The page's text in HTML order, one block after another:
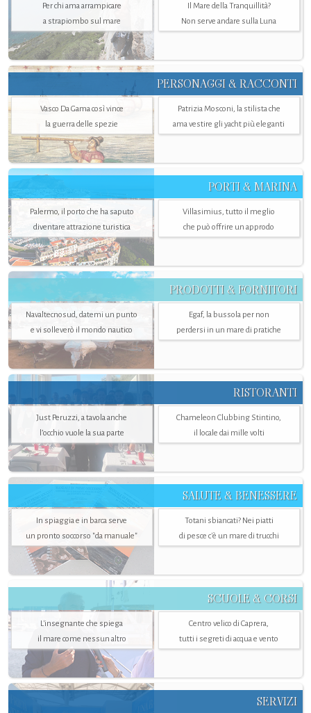
Per chi ama arrampicare
a strapiombo sul mare
Il Mare della Tranquillità?
Non serve andare sulla Luna
PERSONAGGI & RACCONTI
Vasco Da Gama così vince
la guerra delle spezie
Patrizia Mosconi, la stilista che
ama vestire gli yacht più eleganti
PORTI & MARINA
Palermo, il porto che ha saputo
diventare attrazione turistica
Villasimius, tutto il meglio
che può offrire un approdo
PRODOTTI & FORNITORI
Navaltecnosud, datemi un punto
e vi solleverò il mondo nautico
Egaf, la bussola per non
perdersi in un mare di pratiche
RISTORANTI
Just Peruzzi, a tavola anche
l’occhio vuole la sua parte
Chameleon Clubbing Stintino,
il locale dai mille volti
SALUTE & BENESSERE
In spiaggia e in barca serve
un pronto soccorso "da manuale"
Totani sbiancati? Nei piatti
di pesce c'è un mare di trucchi
SCUOLE & CORSI
L'insegnante che spiega
il mare come nessun altro
Centro velico di Caprera,
tutti i segreti di acqua e vento
SERVIZI